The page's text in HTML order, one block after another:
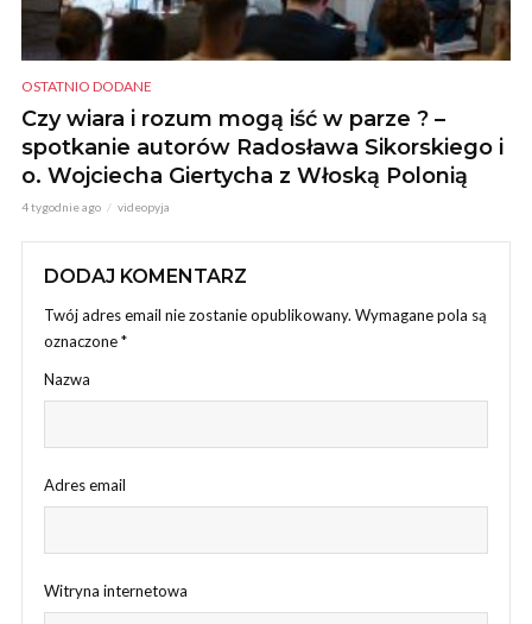
OSTATNIO DODANE
Czy wiara i rozum mogą iść w parze ? –
spotkanie autorów Radosława Sikorskiego i
o. Wojciecha Giertycha z Włoską Polonią
4 tygodnie ago videopyja
DODAJ KOMENTARZ
Twój adres email nie zostanie opublikowany. Wymagane pola są
oznaczone*
Nazwa
Adres email
Witryna internetowa